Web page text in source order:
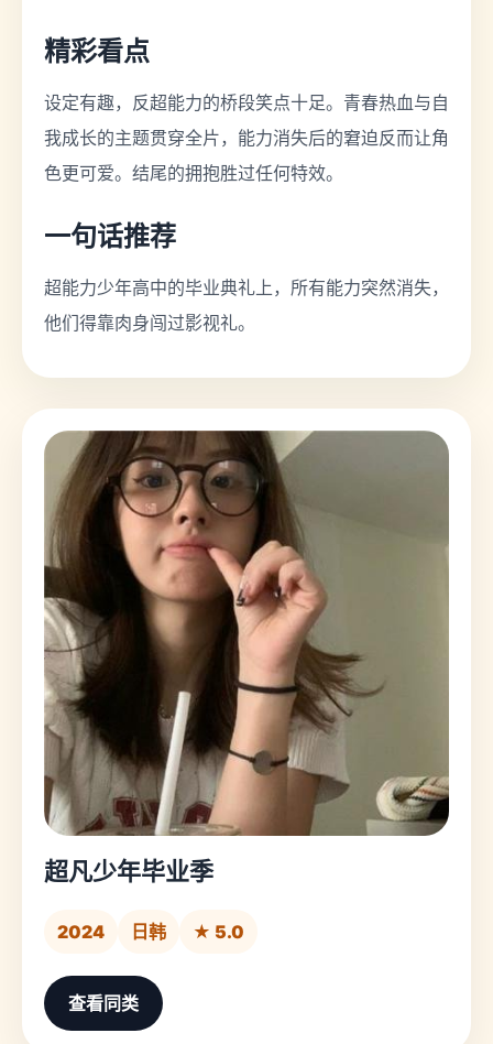
精彩看点
设定有趣，反超能力的桥段笑点十足。青春热血与自
我成长的主题贯穿全片，能力消失后的窘迫反而让角
色更可爱。结尾的拥抱胜过任何特效。
一句话推荐
超能力少年高中的毕业典礼上，所有能力突然消失，
他们得靠肉身闯过影视礼。
超凡少年毕业季
2024 日韩 ★ 5.0
查看同类